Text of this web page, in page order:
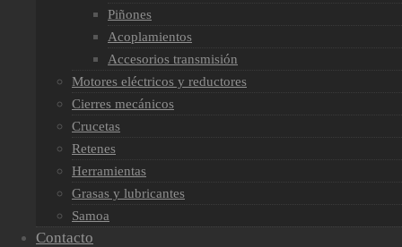
Piñones
Acoplamientos
Accesorios transmisión
Motores eléctricos y reductores
Cierres mecánicos
Crucetas
Retenes
Herramientas
Grasas y lubricantes
Samoa
Contacto